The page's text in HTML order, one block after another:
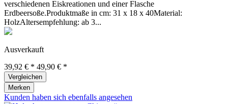
verschiedenen Eiskreationen und einer Flasche
Erdbeersoße.Produktmaße in cm: 31 x 18 x 40Material:
HolzAltersempfehlung: ab 3...
Ausverkauft
39,92 € * 49,90 € *
Vergleichen
Merken
Kunden haben sich ebenfalls angesehen